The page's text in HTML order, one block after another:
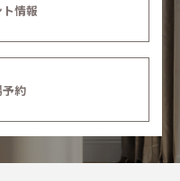
情報
約